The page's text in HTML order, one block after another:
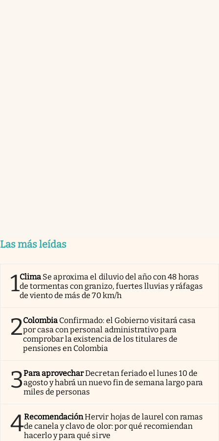
Las más leídas
1Clima Se aproxima el diluvio del año con 48 horas
de tormentas con granizo, fuertes lluvias y ráfagas
de viento de más de 70 km/h
2Colombia Confirmado: el Gobierno visitará casa
por casa con personal administrativo para
comprobar la existencia de los titulares de
pensiones en Colombia
3Para aprovecharDecretan feriado el lunes 10 de
agosto y habrá un nuevo fin de semana largo para
miles de personas
4RecomendaciónHervir hojas de laurel con ramas
de canela y clavo de olor: por qué recomiendan
hacerlo y para qué sirve